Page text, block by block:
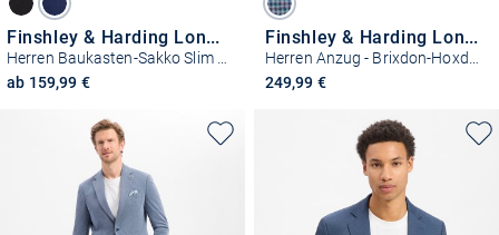
Finshley & Harding London
ab 159,99 €
Finshley & Harding London
249,99 €